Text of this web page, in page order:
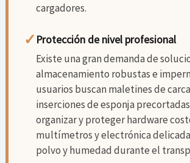
cargadores.
✓ Protección de nivel profesional
Existe una gran demanda de
almacenamiento robustas e
usuarios buscan maletines de
inserciones de esponja
organizar y proteger hardware
multímetros y electrónica
polvo y humedad durante el